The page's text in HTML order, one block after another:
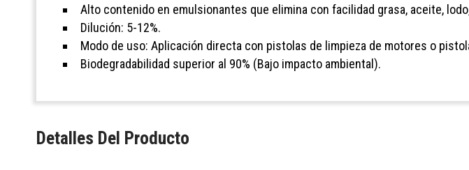
Alto contenido en emulsionantes que elimina con facilidad grasa, aceite,
Dilución: 5-12%.
Modo de uso: Aplicación directa con pistolas de limpieza de motores o
Biodegradabilidad superior al 90% (Bajo impacto ambiental).
Detalles Del Producto